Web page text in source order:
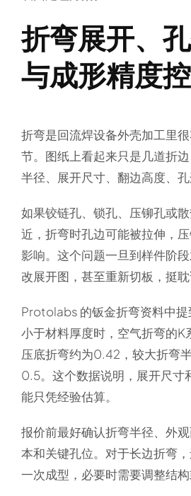
折弯展开、
与成形精度
折弯是回流焊设备外壳加工里
节。图纸上看起来只是几道折
半径、展开尺寸、翻边高度、孔
如果铰链孔、锁孔、压铆孔或
近，折弯时孔边可能被拉伸，
影响。这个问题一旦到样件阶
改展开图，甚至重新切板，挺耽
Protolabs 的钣金折弯资料中
小于材料厚度时，空气折弯的K
压底折弯约为0.42，较大折弯
0.5。这个数据说明，展开尺寸
能只凭经验估算。
报价前最好确认折弯半径、外
本和关键孔位。对于长边折弯
一次成型，必要时需要调整结构